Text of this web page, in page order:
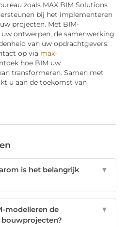
zoals MAX BIM Solutions
bij het implementeren
projecten. Met BIM-
ontwerpen, de samenwerking
van uw opdrachtgevers.
op via max-
hoe BIM uw
transformeren. Samen met
u aan de toekomst van
is het belangrijk
▼
modelleren de
▼